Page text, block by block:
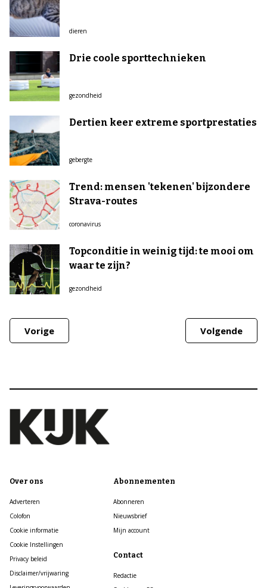
dieren
Drie coole sporttechnieken
gezondheid
Dertien keer extreme sportprestaties
gebergte
Trend: mensen 'tekenen' bijzondere
Strava-routes
coronavirus
Topconditie in weinig tijd: te mooi om
waar te zijn?
gezondheid
Vorige Volgende
Over ons
Adverteren
Colofon
Cookie informatie
Cookie Instellingen
Privacy beleid
Disclaimer/vrijwaring
Abonnementen
Abonneren
Nieuwsbrief
Mijn account
Contact
Redactie